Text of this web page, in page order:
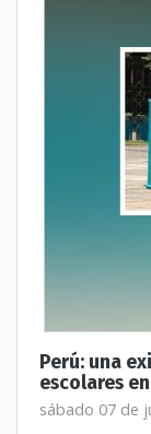
Perú: una
escolares
sábado 07 de